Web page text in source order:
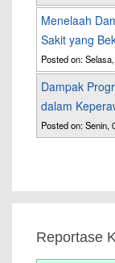
Menelaah
Sakit yang
Posted on:
Dampak
dalam
Posted on: Senin,
Reportase